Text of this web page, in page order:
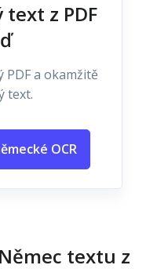
z PDF
a okamžitě
text.
OCR
textu z